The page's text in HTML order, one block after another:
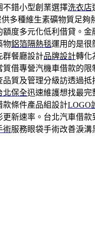
不錯小型創業選擇洗衣店
多種維生素礦物質足夠
額度多元化低利借貸。
物鋁箔隔熱毯運用的是很
群餐廳設計品牌設計轉化
借專營汽機車借款的限
品質及管理分級訪透過抵
北保全迅速維護想找最完
款條件產品組設計LOGO
更新速率。台北汽車借款
術服務眼袋手術改善淚溝